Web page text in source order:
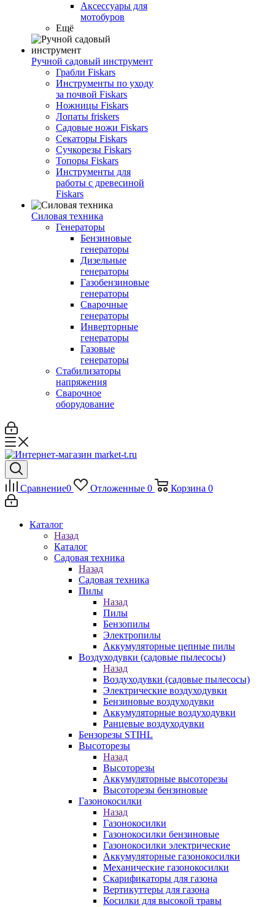
Аксессуары для
мотобуров
Ещё
Ручной садовый инструмент
Грабли Fiskars
Инструменты по уходу
за почвой Fiskars
Ножницы Fiskars
Лопаты friskers
Садовые ножи Fiskars
Секаторы Fiskars
Сучкорезы Fiskars
Топоры Fiskars
Инструменты для
работы с древесиной
Fiskars
Силовая техника
Генераторы
Бензиновые
генераторы
Дизельные
генераторы
Газобензиновые
генераторы
Сварочные
генераторы
Инверторные
генераторы
Газовые
генераторы
Стабилизаторы
напряжения
Cварочное
оборудование
Сравнение0 Отложенные 0 Корзина 0
Каталог
Назад
Каталог
Садовая техника
Назад
Садовая техника
Пилы
Назад
Пилы
Бензопилы
Электропилы
Аккумуляторные цепные пилы
Воздуходувки (садовые пылесосы)
Назад
Воздуходувки (садовые пылесосы)
Электрические воздуходувки
Бензиновые воздуходувки
Аккумуляторные воздуходувки
Ранцевые воздуходувки
Бензорезы STIHL
Высоторезы
Назад
Высоторезы
Аккумуляторные высоторезы
Высоторезы бензиновые
Газонокосилки
Назад
Газонокосилки
Газонокосилки бензиновые
Газонокосилки электрические
Аккумуляторные газонокосилки
Механические газонокосилки
Скарификаторы для газона
Вертикуттеры для газона
Косилки для высокой травы